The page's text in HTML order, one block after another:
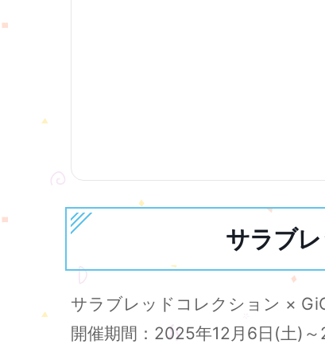
サラブ
サラブレッドコレクション ×
開催期間：2025年12月6日(土)